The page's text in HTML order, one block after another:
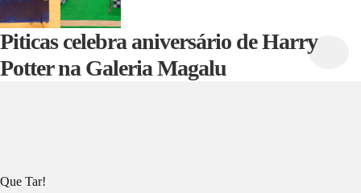
Piticas celebra aniversário de Harry
Potter na Galeria Magalu
Que Tar!